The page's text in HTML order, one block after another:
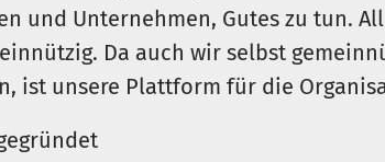
und Unternehmen, Gutes zu tun.
Da auch wir selbst
ist unsere Plattform für die